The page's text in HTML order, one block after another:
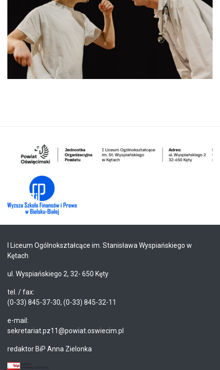
I Liceum Ogólnokształcące im. Stanisława Wyspiańskiego w
Kętach
ul. Wyspiańskiego 2, 32- 650 Kęty
tel. / fax:
(0-33) 845-37-30, (0-33) 845-32-11
e-mail:
sekretariat.pz11@powiat.oswiecim.pl
redaktor BiP Anna Zielonka